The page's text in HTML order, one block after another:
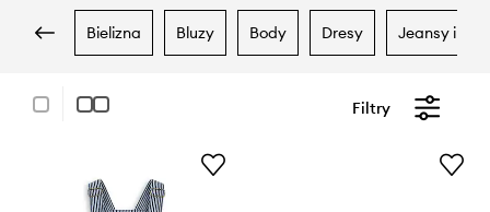
bielizna bluzy body dresy jeansy i
Filtry